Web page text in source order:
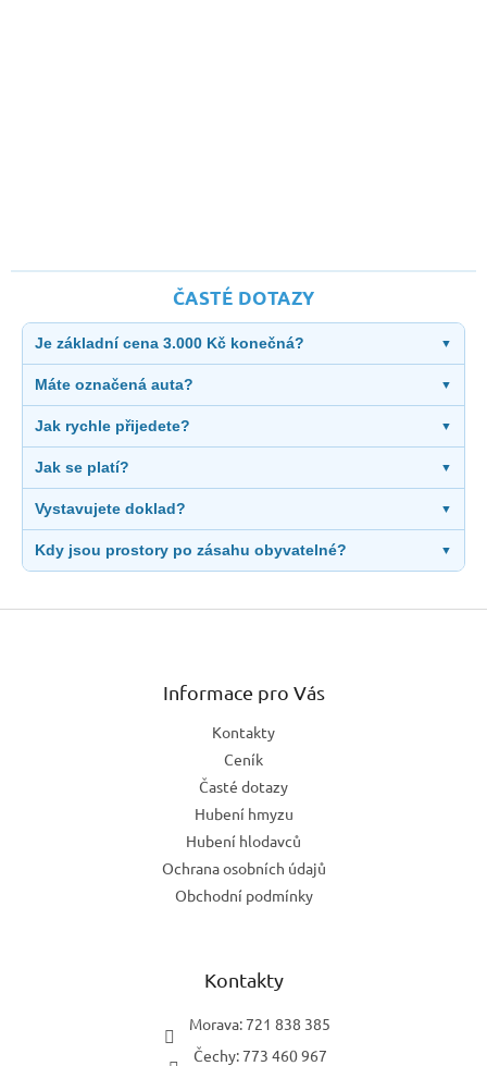
ČASTÉ DOTAZY
Je základní cena 3.000 Kč konečná? ▼
Máte označená auta? ▼
Jak rychle přijedete? ▼
Jak se platí? ▼
Vystavujete doklad? ▼
Kdy jsou prostory po zásahu obyvatelné? ▼
Z
Informace pro Vás
Kontakty
Ceník
Časté dotazy
Hubení hmyzu
Hubení hlodavců
Ochrana osobních údajů
Obchodní podmínky
Kontakty
Morava: 721 838 385
Čechy: 773 460 967